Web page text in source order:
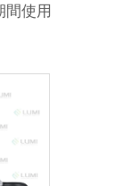
使用